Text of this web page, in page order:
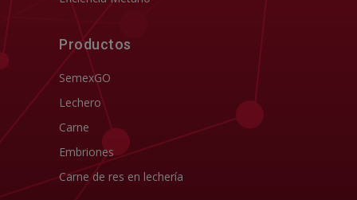
Productos
SemexGO
Lechero
Carne
Embriones
Carne de res en lechería